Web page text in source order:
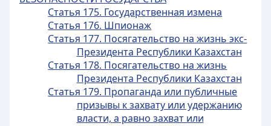
Статья 175. Государственная измена
Статья 176. Шпионаж
Статья 177. Посягательство на жизнь экс-
Президента Республики Казахстан
Статья 178. Посягательство на жизнь
Президента Республики Казахстан
Статья 179. Пропаганда или публичные
призывы к захвату или удержанию
власти, а равно захват или